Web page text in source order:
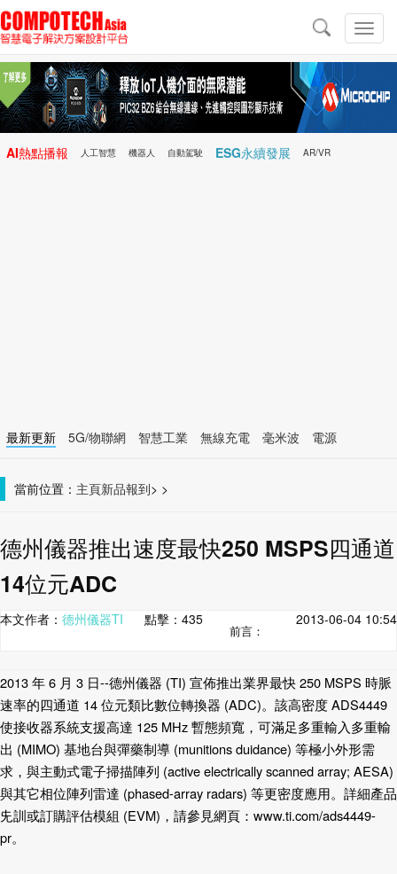
切
換
導
導
航
AI熱點播報 人工智慧 機器人 自動駕駛 ESG永續發展 AR/VR
最新更新 5G/物聯網 智慧工業 無線充電 毫米波
電源
當前位置： 主頁 >
新品報到 >
德州儀器推出速度最快250 MSPS四通道
14位元ADC
本文作者： 德州儀器TI 點擊： 435 2013-06-04 10:54
前言：
2013年6 月 3 日--德州儀器 (TI) 宣佈推出業界最快250 MSPS 時脈
速率的四通道 14位元類比數位轉換器 (ADC)。該高密度ADS4449
使接收器系統支援高達 125 MHz暫態頻寬，可滿足多重輸入多重輸
出 (MIMO) 基地台與彈藥制導 (munitions duidance) 等極小外形需
求，與主動式電子掃描陣列 (active electrically scanned array; AESA)
與其它相位陣列雷達 (phased-array radars) 等更密度應用。詳細產品
兂訓或訂購評估模組 (EVM) ，請參見網頁： www.ti.com/ads4449-
pr。